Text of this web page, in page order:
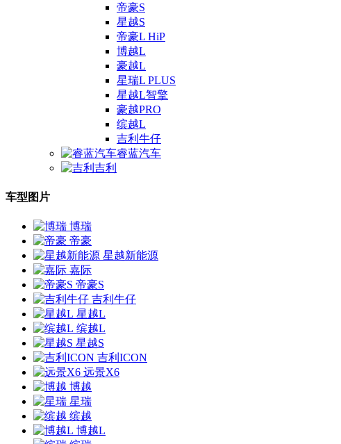
帝豪S
星越S
帝豪L HiP
博越L
豪越L
星瑞L PLUS
星越L智擎
豪越PRO
缤越L
吉利牛仔
睿蓝汽车
吉利
车型图片
博瑞
帝豪
星越新能源
嘉际
帝豪S
吉利牛仔
星越L
缤越L
星越S
吉利ICON
远景X6
博越
星瑞
缤越
博越L